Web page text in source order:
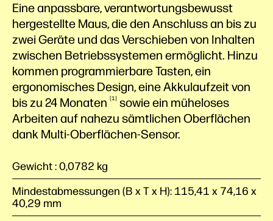
Eine anpassbare, verantwortungsbewusst
hergestellte Maus, die den Anschluss an bis zu
zwei Geräte und das Verschieben von Inhalten
zwischen Betriebssystemen ermöglicht. Hinzu
kommen programmierbare Tasten, ein
ergonomisches Design, eine Akkulaufzeit von
bis zu 24 Monaten 1
sowie ein müheloses
Arbeiten auf nahezu sämtlichen Oberflächen
dank Multi-Oberflächen-Sensor.
Gewicht : 0,0782 kg
Mindestabmessungen (B x T x H): 115,41 x 74,16 x
40,29 mm